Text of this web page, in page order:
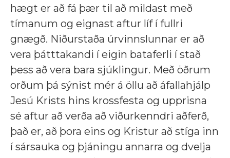
hægt er að fá þær til að mildast með
tímanum og eignast aftur líf í fullri
gnægð. Niðurstaða úrvinnslunnar er að
vera þátttakandi í eigin bataferli í stað
þess að vera bara sjúklingur. Með öðrum
orðum þá sýnist mér á öllu að áfallahjálp
Jesú Krists hins krossfesta og upprisna
sé aftur að verða að viðurkenndri aðferð,
það er, að þora eins og Kristur að stíga inn
í sársauka og þjáningu annarra og dvelja